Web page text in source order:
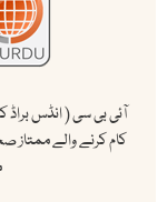
آئی بی سی ( انڈس براڈ
کام کرنے والے ممتاز